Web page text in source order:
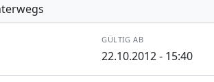
GÜLTIG AB
22.10.2012 - 15:40